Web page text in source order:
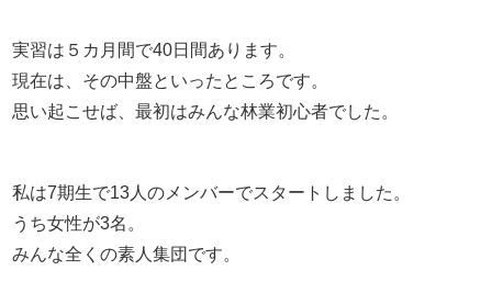
実習は５カ月間で40日間あります。
現在は、その中盤といったところです。
思い起こせば、最初はみんな林業初心者でした。
私は7期生で13人のメンバーでスタートしました。
うち女性が3名。
みんな全くの素人集団です。